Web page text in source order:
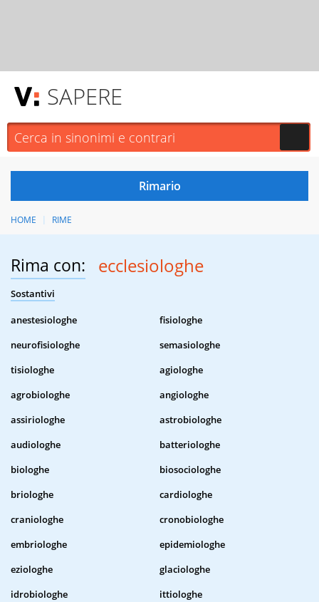
SAPERE
HOME RIME
Rima con: ecclesiologhe
Sostantivi
anestesiologhe
fisiologhe
neurofisiologhe
semasiologhe
tisiologhe
agiologhe
agrobiologhe
angiologhe
assiriologhe
astrobiologhe
audiologhe
batteriologhe
biologhe
biosociologhe
briologhe
cardiologhe
craniologhe
cronobiologhe
embriologhe
epidemiologhe
eziologhe
glaciologhe
idrobiologhe
ittiologhe